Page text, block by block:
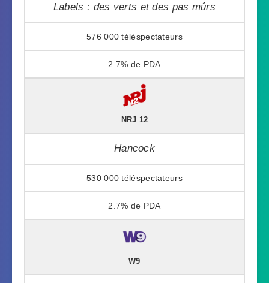
Labels : des verts et des pas mûrs
576 000
2.7%
NRJ 12
Hancock
530 000
2.7%
W9